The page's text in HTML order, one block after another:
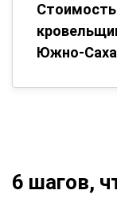
Стоимость
Южно-
6 шагов,